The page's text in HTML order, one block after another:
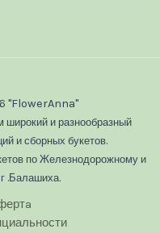
"FlowerAnna"
и разнообразный
и сборных букетов.
по Железнодорожному и
.Балашиха.